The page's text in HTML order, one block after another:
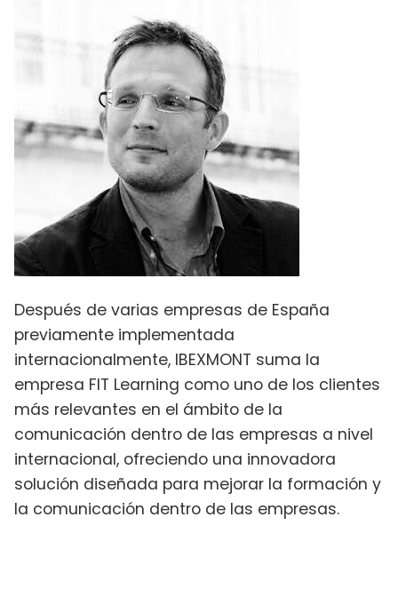
Después de varias empresas de España
previamente implementada
internacionalmente, IBEXMONT suma la
empresa FIT Learning como uno de los clientes
más relevantes en el ámbito de la
comunicación dentro de las empresas a nivel
internacional, ofreciendo una innovadora
solución diseñada para mejorar la formación y
la comunicación dentro de las empresas.